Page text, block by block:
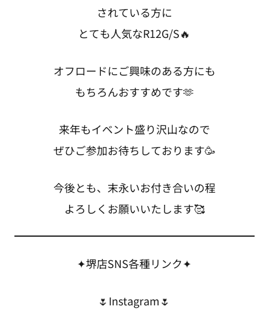
されている方に
とても人気なR12G/S🔥
オフロードにご興味のある方にも
もちろんおすすめです🫶
来年もイベント盛り沢山なので
ぜひご参加お待ちしております🥳
今後とも、末永いお付き合いの程
よろしくお願いいたします🥰
✦堺店SNS各種リンク✦
🌷Instagram🌷